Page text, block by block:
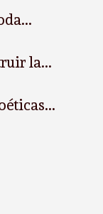
la...